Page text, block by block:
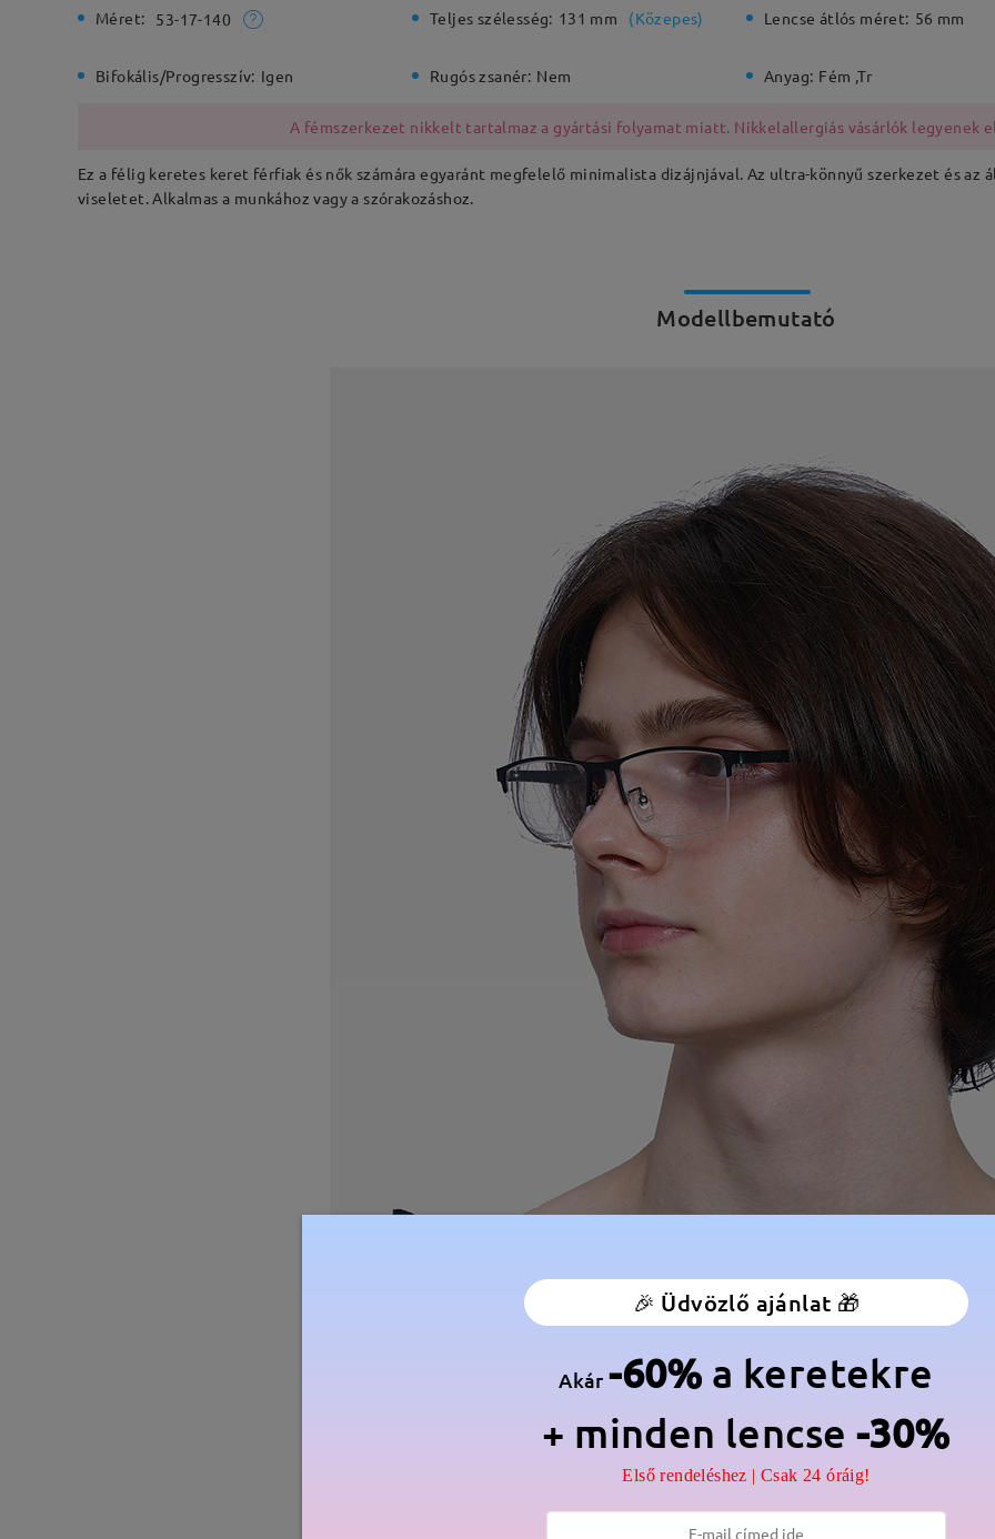
Méret: 53-17-140 Teljes szélesség: 131 mm (Közepes) Lencse átlós méret: 56 mm
Bifokális/Progresszív: Igen Rugós zsanér: Nem Anyag: Fém ,Tr
A fémszerkezet nikkelt tartalmaz a gyártási folyamat miatt. Nikkelallergiás vásárlók legyenek
Ez a félig keretes keret férfiak és nők számára egyaránt megfelelő minimalista dizájnjával. Az ultra-könnyű szerkezet és az
viseletet. Alkalmas a munkához vagy a szórakozáshoz.
Modellbemutató
🎉 Üdvözlő ajánlat 🎁
Akár-60% a keretekre
+ minden lencse -30%
Első rendeléshez | Csak 24 óráig!